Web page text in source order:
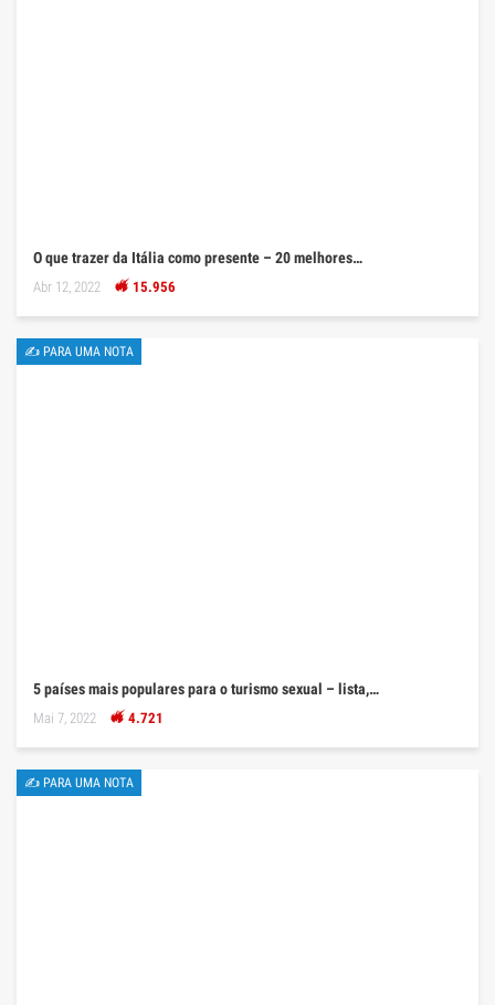
O que trazer da Itália como presente – 20 melhores…
Abr 12, 2022 15.956
✍ PARA UMA NOTA
5 países mais populares para o turismo sexual – lista,…
Mai 7, 2022 4.721
✍ PARA UMA NOTA